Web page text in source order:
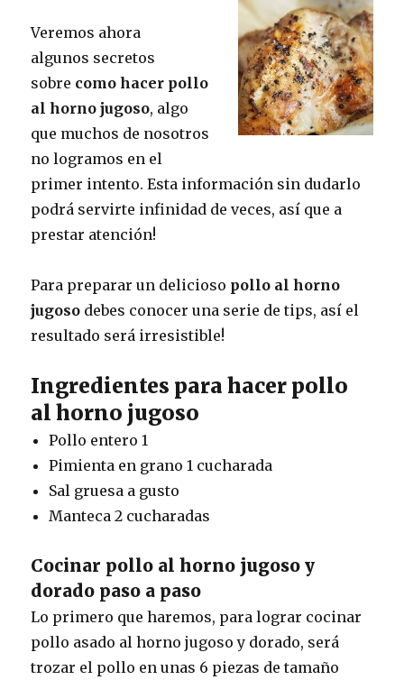
Veremos ahora
algunos secretos
sobre como hacer pollo
al horno jugoso, algo
que muchos de nosotros
no logramos en el
primer intento. Esta información sin dudarlo
podrá servirte infinidad de veces, así que a
prestar atención!
Para preparar un delicioso pollo al horno
jugoso debes conocer una serie de tips, así el
resultado será irresistible!
Ingredientes para hacer pollo
al horno jugoso
Pollo entero 1
Pimienta en grano 1 cucharada
Sal gruesa a gusto
Manteca 2 cucharadas
Cocinar pollo al horno jugoso y
dorado paso a paso
Lo primero que haremos, para lograr cocinar
pollo asado al horno jugoso y dorado, será
trozar el pollo en unas 6 piezas de tamaño